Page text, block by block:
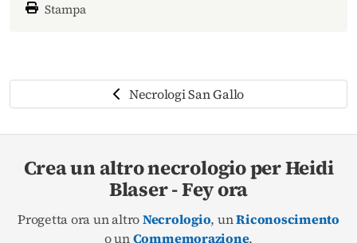
Stampa
Necrologi San Gallo
Crea un altro necrologio per Heidi
Blaser - Fey ora
Progetta ora un altroNecrologio, unRiconoscimento
o unCommemorazione.